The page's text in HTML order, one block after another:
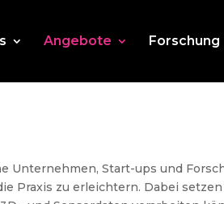
Angebote Forschung
Start-ups und
Praxis zu erleichtern. Dabei